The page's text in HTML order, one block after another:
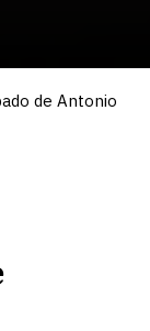
de Antonio